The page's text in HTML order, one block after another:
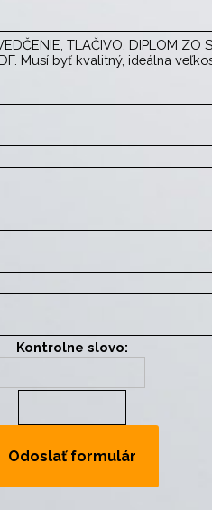
TLAČIVO, DIPLOM ZO
Musí byť kvalitný, ideálna
Typ súboru najlepšie vo
Kontrolne slovo: